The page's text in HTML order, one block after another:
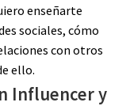
enseñarte
sociales, cómo
con otros
ello.
Influencer y